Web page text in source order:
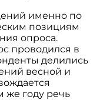
именно по
позициям
опроса.
проводился в
делились
весной и
году речь